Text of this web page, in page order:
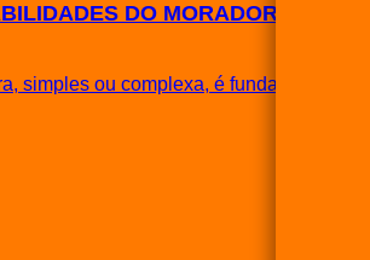
DO MORADOR E
simples ou complexa, é fundamental